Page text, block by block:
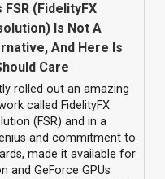
FSR (FidelityFX
Is Not A
And Here Is
Care
rolled out an amazing
called FidelityFX
(FSR) and in a
and commitment to
made it available for
and GeForce GPUs